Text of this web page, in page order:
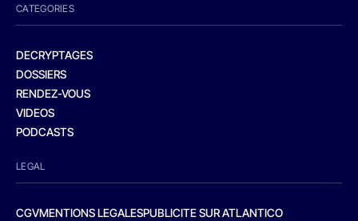
CATEGORIES
DECRYPTAGES
DOSSIERS
RENDEZ-VOUS
VIDEOS
PODCASTS
LEGAL
CGVMENTIONS LEGALESPUBLICITE SUR ATLANTICO